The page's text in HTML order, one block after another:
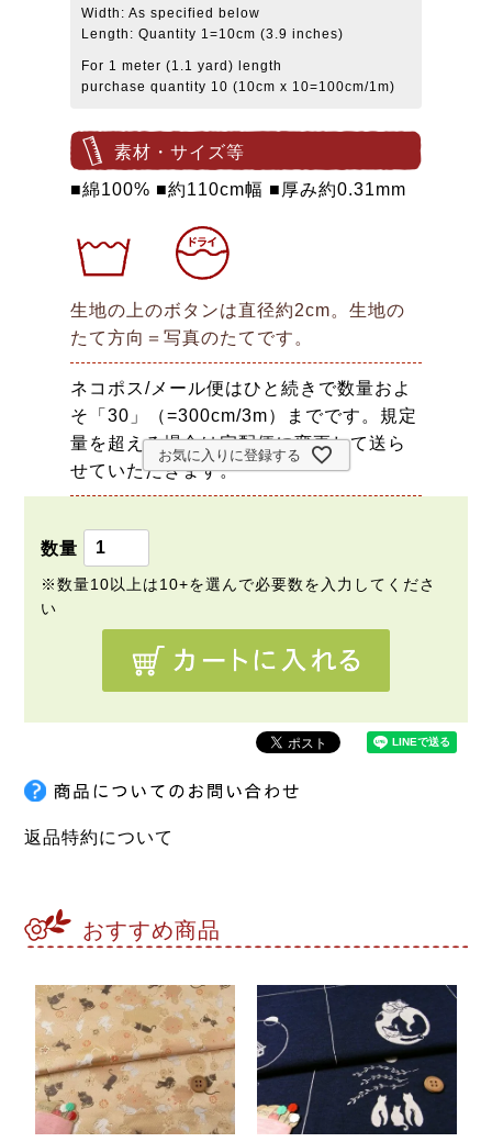
Width: As specified below
Length: Quantity 1=10cm (3.9 inches)
For 1 meter (1.1 yard) length
purchase quantity 10 (10cm x 10=100cm/1m)
素材・サイズ等
■綿100% ■約110cm幅 ■厚み約0.31mm
生地の上のボタンは直径約2cm。生地の
たて方向＝写真のたてです。
ネコポス/メール便はひと続きで数量およ
そ「30」（=300cm/3m）までです。規定
量を超える場合は宅配便に変更して送ら
せていただきます。
お気に入りに登録する
返品特約について
おすすめ商品